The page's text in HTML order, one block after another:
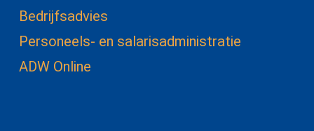
Bedrijfsadvies
Personeels- en salarisadministratie
ADW Online